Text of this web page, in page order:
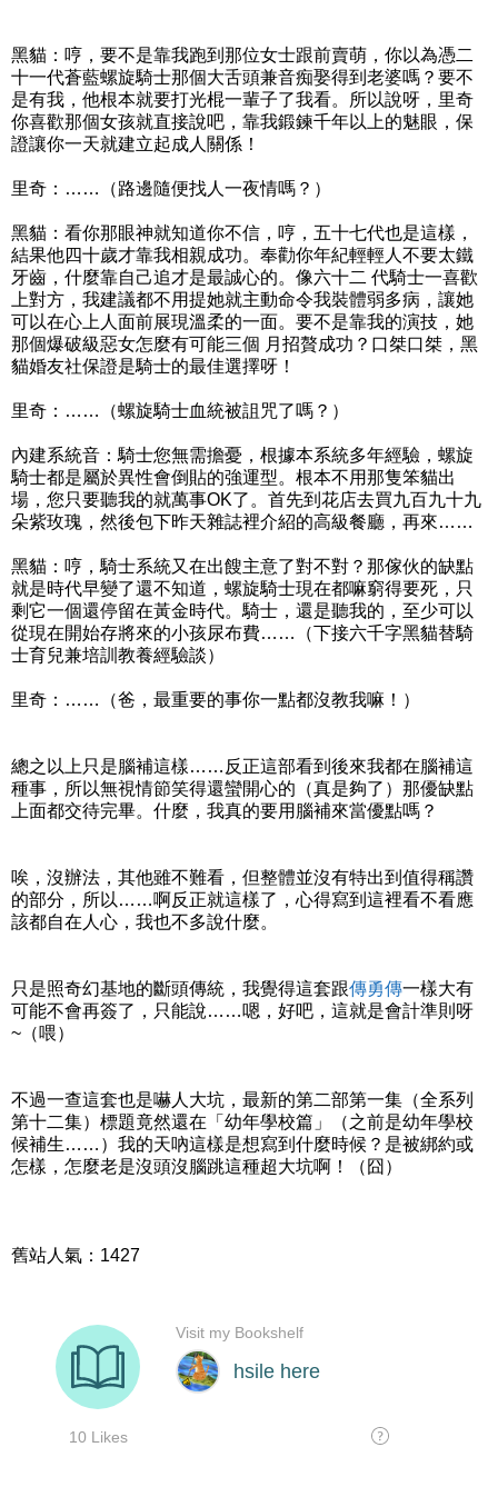
黑貓：哼，要不是靠我跑到那位女士跟前賣萌，你以為憑二
十一代蒼藍螺旋騎士那個大舌頭兼音痴娶得到老婆嗎？要不
是有我，他根本就要打光棍一輩子了我看。所以說呀，里奇
你喜歡那個女孩就直接說吧，靠我鍛鍊千年以上的魅眼，保
證讓你一天就建立起成人關係！
里奇：……（路邊隨便找人一夜情嗎？）
黑貓：看你那眼神就知道你不信，哼，五十七代也是這樣，
結果他四十歲才靠我相親成功。奉勸你年紀輕輕人不要太鐵
牙齒，什麼靠自己追才是最誠心的。像六十二 代騎士一喜歡
上對方，我建議都不用提她就主動命令我裝體弱多病，讓她
可以在心上人面前展現溫柔的一面。要不是靠我的演技，她
那個爆破級惡女怎麼有可能三個 月招贅成功？口桀口桀，黑
貓婚友社保證是騎士的最佳選擇呀！
里奇：……（螺旋騎士血統被詛咒了嗎？）
內建系統音：騎士您無需擔憂，根據本系統多年經驗，螺旋
騎士都是屬於異性會倒貼的強運型。根本不用那隻笨貓出
場，您只要聽我的就萬事OK了。首先到花店去買九百九十九
朵紫玫瑰，然後包下昨天雜誌裡介紹的高級餐廳，再來……
黑貓：哼，騎士系統又在出餿主意了對不對？那傢伙的缺點
就是時代早變了還不知道，螺旋騎士現在都嘛窮得要死，只
剩它一個還停留在黃金時代。騎士，還是聽我的，至少可以
從現在開始存將來的小孩尿布費……（下接六千字黑貓替騎
士育兒兼培訓教養經驗談）
里奇：……（爸，最重要的事你一點都沒教我嘛！）
總之以上只是腦補這樣……反正這部看到後來我都在腦補這
種事，所以無視情節笑得還蠻開心的（真是夠了）那優缺點
上面都交待完畢。什麼，我真的要用腦補來當優點嗎？
唉，沒辦法，其他雖不難看，但整體並沒有特出到值得稱讚
的部分，所以……啊反正就這樣了，心得寫到這裡看不看應
該都自在人心，我也不多說什麼。
只是照奇幻基地的斷頭傳統，我覺得這套跟傳勇傳一樣大有
可能不會再簽了，只能說……嗯，好吧，這就是會計準則呀
~（喂）
不過一查這套也是嚇人大坑，最新的第二部第一集（全系列
第十二集）標題竟然還在「幼年學校篇」（之前是幼年學校
候補生……）我的天吶這樣是想寫到什麼時候？是被綁約或
怎樣，怎麼老是沒頭沒腦跳這種超大坑啊！（囧）
舊站人氣：1427